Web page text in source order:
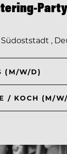
,
(M/W/D)
/ KOCH (M/